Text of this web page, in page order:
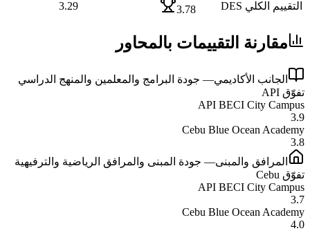
التقييم الكلي DES 3.78
3.29
مقارنة التقييمات بالمحاور
الجانب الأكاديمي— جودة البرامج والمعلمين والمنهج الدراسي
تفوّق API
API BECI City Campus
3.9
Cebu Blue Ocean Academy
3.8
المرافق والمبنى— جودة المبنى والمرافق الرياضية والترفيهية
تفوّق Cebu
API BECI City Campus
3.7
Cebu Blue Ocean Academy
4.0